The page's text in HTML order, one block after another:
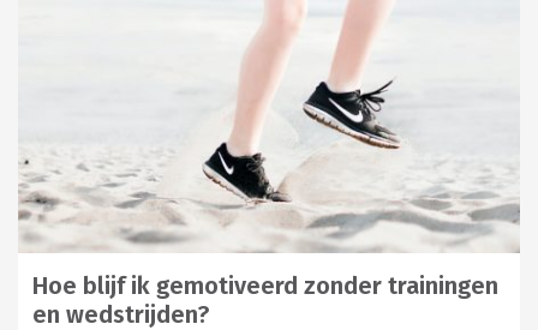
Hoe blijf ik gemotiveerd zonder trainingen
en wedstrijden?